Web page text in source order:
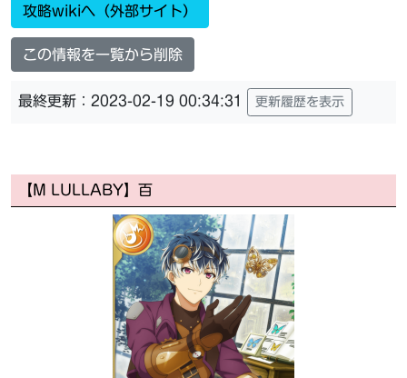
攻略wikiへ（外部サイト）
この情報を一覧から削除
最終更新：2023-02-19 00:34:31 更新履歴を表示
【M LULLABY】百